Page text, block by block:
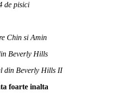
de pisici
Chin si Amin
Beverly Hills
din Beverly Hills II
foarte inalta